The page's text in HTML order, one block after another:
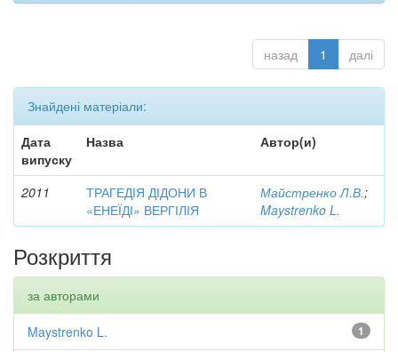
назад 1 далі
Знайдені матеріали:
Дата
випуску
Назва Автор(и)
2011
ТРАГЕДІЯ ДІДОНИ В
«ЕНЕЇДІ» ВЕРГІЛІЯ
Майстренко Л.В.;
Maystrenko L.
Розкриття
за авторами
1
Maystrenko L.